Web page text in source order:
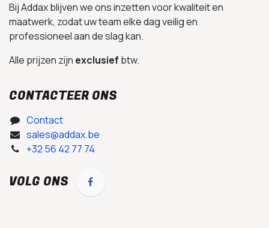
Bij Addax blijven we ons inzetten voor kwaliteit en
maatwerk, zodat uw team elke dag veilig en
professioneel aan de slag kan.
Alle prijzen zijn exclusief btw.
CONTACTEER ONS
Contact
sales@addax.be
+32 56 42 77 74
VOLG ONS